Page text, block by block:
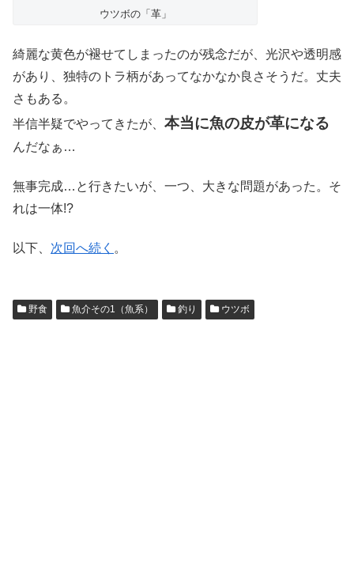
ウツボの「革」
綺麗な黄色が褪せてしまったのが残念だが、光沢や透明感
があり、独特のトラ柄があってなかなか良さそうだ。丈夫
さもある。
半信半疑でやってきたが、 本当に魚の皮が革になる
んだなぁ…
無事完成…と行きたいが、一つ、大きな問題があった。そ
れは一体!?
以下、 次回へ続く 。
野食 魚介その1（魚系） 釣り ウツボ